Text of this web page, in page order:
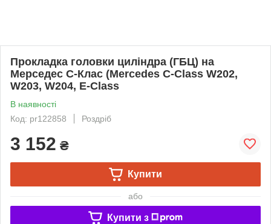
Прокладка головки циліндра (ГБЦ) на
Мерседес C-Клас (Mercedes C-Class W202,
W203, W204, E-Class
В наявності
Код: pr122858
Роздріб
3 152 ₴
Купити
або
Купити з